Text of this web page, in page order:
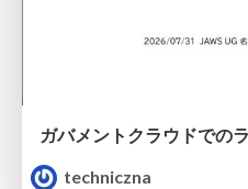
ガバメントクラウドでの
techniczna